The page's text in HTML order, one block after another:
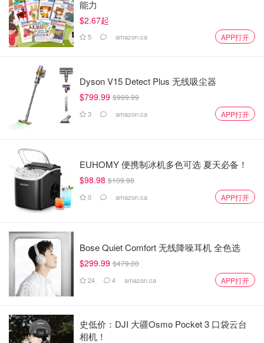
能力
$2.67起
5 amazon.ca APP打开
Dyson V15 Detect Plus 无线吸尘器
$799.99 $999.99
3 amazon.ca APP打开
EUHOMY 便携制冰机多色可选 夏天必备！
$98.98 $109.98
0 amazon.ca APP打开
Bose Quiet Comfort 无线降噪耳机 全色选
$299.99 $479.00
24 4 amazon.ca APP打开
史低价：DJI 大疆Osmo Pocket 3 口袋云台
相机！